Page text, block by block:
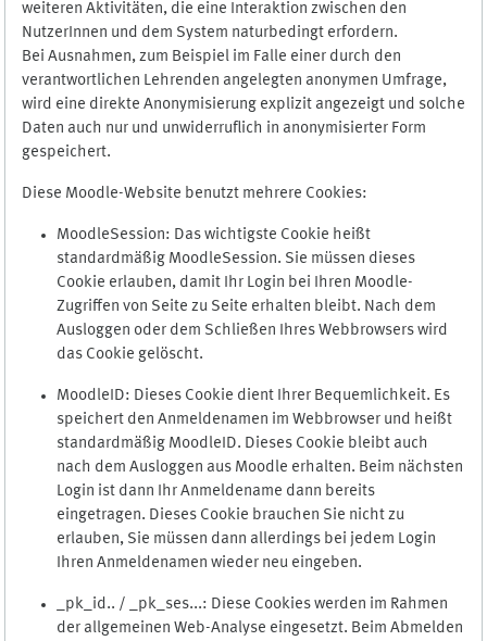
weiteren Aktivitäten, die eine Interaktion zwischen den
NutzerInnen und dem System naturbedingt erfordern.
Bei Ausnahmen, zum Beispiel im Falle einer durch den
verantwortlichen Lehrenden angelegten anonymen Umfrage,
wird eine direkte Anonymisierung explizit angezeigt und solche
Daten auch nur und unwiderruflich in anonymisierter Form
gespeichert.
Diese Moodle-Website benutzt mehrere Cookies:
MoodleSession: Das wichtigste Cookie heißt
standardmäßig MoodleSession. Sie müssen dieses
Cookie erlauben, damit Ihr Login bei Ihren Moodle-
Zugriffen von Seite zu Seite erhalten bleibt. Nach dem
Ausloggen oder dem Schließen Ihres Webbrowsers wird
das Cookie gelöscht.
MoodleID: Dieses Cookie dient Ihrer Bequemlichkeit. Es
speichert den Anmeldenamen im Webbrowser und heißt
standardmäßig MoodleID. Dieses Cookie bleibt auch
nach dem Ausloggen aus Moodle erhalten. Beim nächsten
Login ist dann Ihr Anmeldename dann bereits
eingetragen. Dieses Cookie brauchen Sie nicht zu
erlauben, Sie müssen dann allerdings bei jedem Login
Ihren Anmeldenamen wieder neu eingeben.
_pk_id.. / _pk_ses...: Diese Cookies werden im Rahmen
der allgemeinen Web-Analyse eingesetzt. Beim Abmelden